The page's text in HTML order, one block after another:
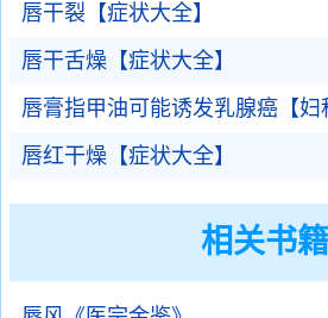
唇干裂【症状大全】
唇干舌燥【症状大全】
唇膏指甲油可能诱发乳腺癌【妇
唇红干燥【症状大全】
相关书籍